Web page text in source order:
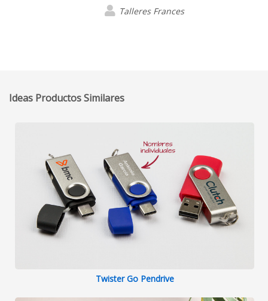
Talleres Frances
Ideas Productos Similares
Twister Go Pendrive